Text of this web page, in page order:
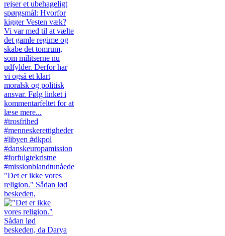
"Det er ikke vores
religion." Sådan lød
beskeden,